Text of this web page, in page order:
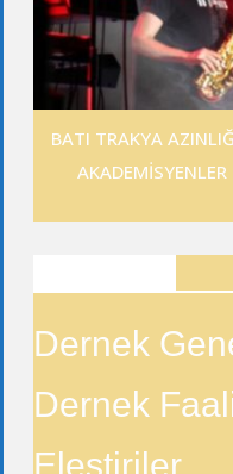
BATI TRAKYA
Dernek
Dernek
Eleştiriler